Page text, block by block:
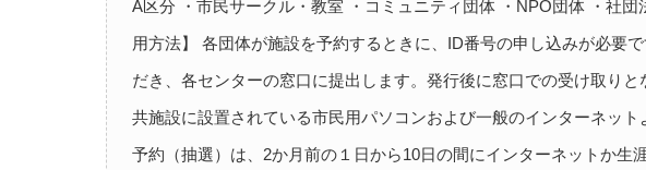
A区分 ・市民サークル・教室 ・コミュニティ団体 ・NPO団体 ・社団
用方法】 各団体が施設を予約するときに、ID番号の申し込みが必要
だき、各センターの窓口に提出します。発行後に窓口での受け取り
共施設に設置されている市民用パソコンおよび一般のインターネッ
予約（抽選）は、2か月前の１日から10日の間にインターネットか生